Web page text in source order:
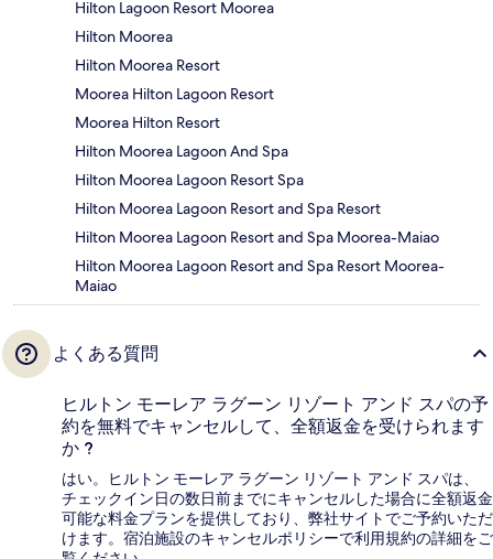
Hilton Lagoon Resort Moorea
Hilton Moorea
Hilton Moorea Resort
Moorea Hilton Lagoon Resort
Moorea Hilton Resort
Hilton Moorea Lagoon And Spa
Hilton Moorea Lagoon Resort Spa
Hilton Moorea Lagoon Resort and Spa Resort
Hilton Moorea Lagoon Resort and Spa Moorea-Maiao
Hilton Moorea Lagoon Resort and Spa Resort Moorea-
Maiao
よくある質問
ヒルトン モーレア ラグーン リゾート アンド スパの予
約を無料でキャンセルして、全額返金を受けられます
か ?
はい。ヒルトン モーレア ラグーン リゾート アンド スパは、
チェックイン日の数日前までにキャンセルした場合に全額返金
可能な料金プランを提供しており、弊社サイトでご予約いただ
けます。宿泊施設のキャンセルポリシーで利用規約の詳細をご